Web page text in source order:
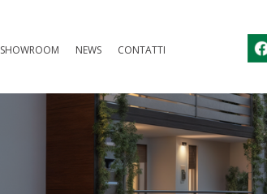
SHOWROOM NEWS CONTATTI